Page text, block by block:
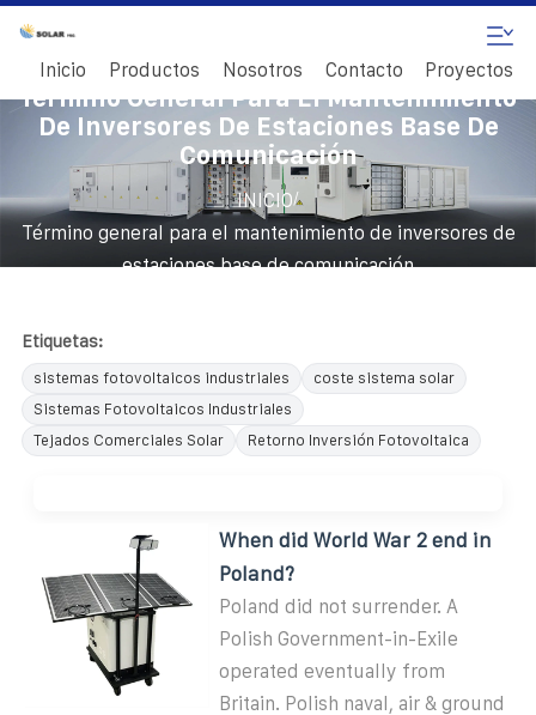
Inicio Productos Nosotros Contacto Proyectos
Término General Para El Mantenimiento
De Inversores De Estaciones Base De
Comunicación
INICIO/
Término general para el mantenimiento de inversores de
estaciones base de comunicación
Etiquetas:
sistemas fotovoltaicos industriales
coste sistema solar
Sistemas Fotovoltaicos Industriales
Tejados Comerciales Solar
Retorno Inversión Fotovoltaica
When did World War 2 end in
Poland?
Poland did not surrender. A
Polish Government-in-Exile
operated eventually from
Britain. Polish naval, air & ground